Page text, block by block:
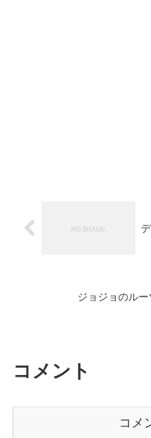
ジョジョのル
コメント
コメ